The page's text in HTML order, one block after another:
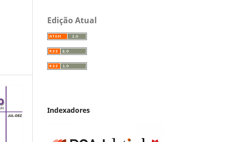
Edição Atual
Indexadores